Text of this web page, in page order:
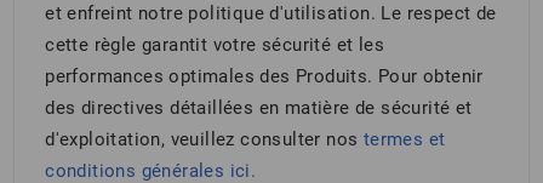
et enfreint notre politique d'utilisation. Le respect de
cette règle garantit votre sécurité et les
performances optimales des Produits. Pour obtenir
des directives détaillées en matière de sécurité et
d'exploitation, veuillez consulter nos termes et
conditions générales ici.